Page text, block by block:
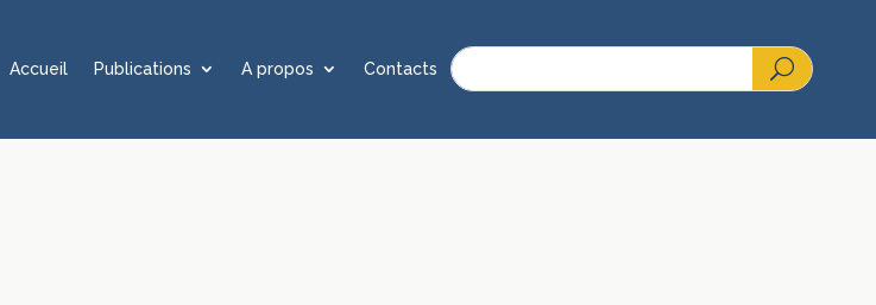
Accueil Publications A propos Contacts